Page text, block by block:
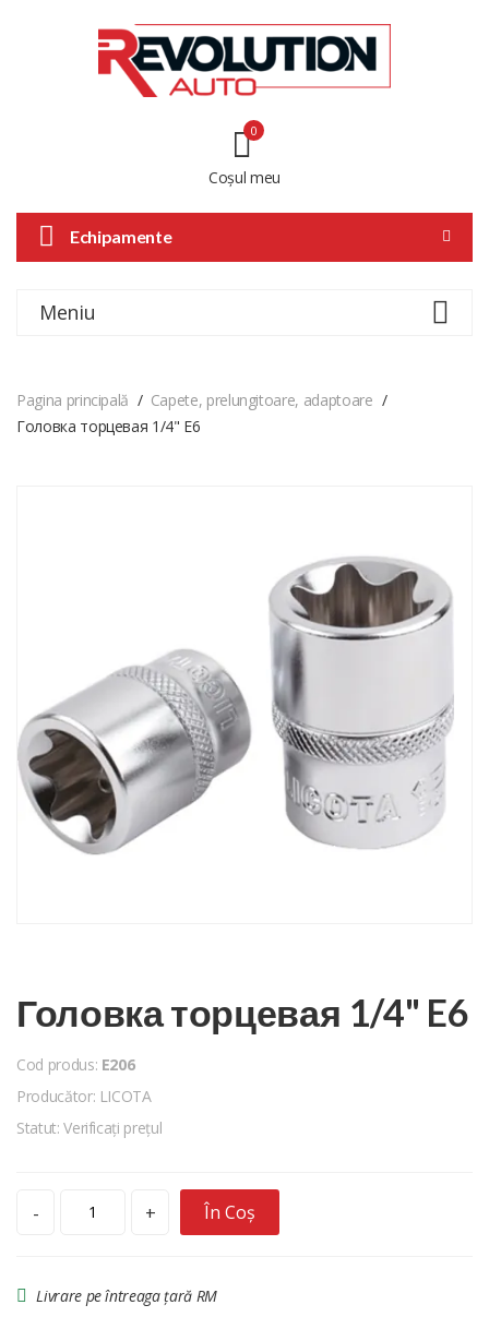
Coșul meu
0
Echipamente
Meniu
Pagina principală
Capete, prelungitoare, adaptoare
Головка торцевая 1/4" E6
Головка торцевая 1/4" E6
Cod produs: E206
Producător: LICOTA
Statut: Verificați prețul
- + În Coș
Livrare pe întreaga țară RM